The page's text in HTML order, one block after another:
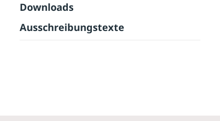
Downloads
Ausschreibungstexte